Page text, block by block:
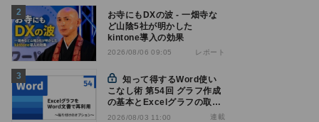
お寺にもDXの波 - 一畑寺な
ど山陰5社が明かした
kintone導入の効果
2026/08/06 09:05 レポート
知って得するWord使い
こなし術 第54回 グラフ作成
の基本とExcelグラフの取り
込み方法
2026/08/03 11:00 連載